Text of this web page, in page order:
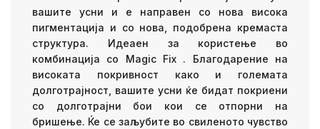
вашите усни и е направен со нова висока
пигментација и со нова, подобрена кремаста
структура. Идеаен за користење во
комбинација со Magic Fix . Благодарение на
високата покривност како и големата
долготрајност, вашите усни ќе бидат покриени
со долготрајни бои кои се отпорни на
бришење. Ќе се заљубите во свиленото чувство